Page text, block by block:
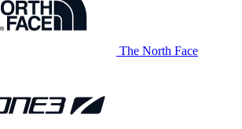
The North Face